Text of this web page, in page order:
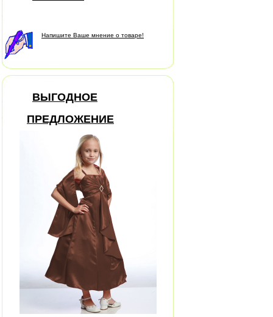
Напишите Ваше мнение о товаре!
ВЫГОДНОЕ
ПРЕДЛОЖЕНИЕ